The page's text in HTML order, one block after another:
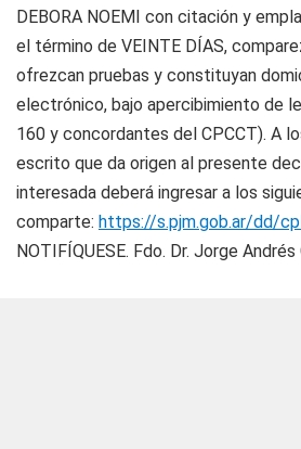
DEBORA NOEMI con citación y
el término de VEINTE DÍAS,
ofrezcan pruebas y constituyan
electrónico, bajo apercibimiento de
160 y concordantes del CPCCT). A
escrito que da origen al presente
interesada deberá ingresar a los
comparte: https://s.pjm.gob.ar/dd/
NOTIFÍQUESE. Fdo. Dr. Jorge